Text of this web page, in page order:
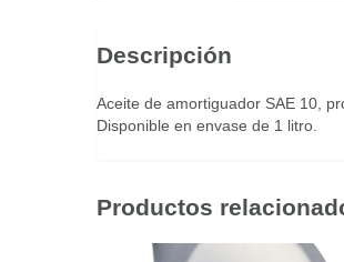
Descripción
Aceite de amortiguador SAE 10,
Disponible en envase de 1 litro.
Productos